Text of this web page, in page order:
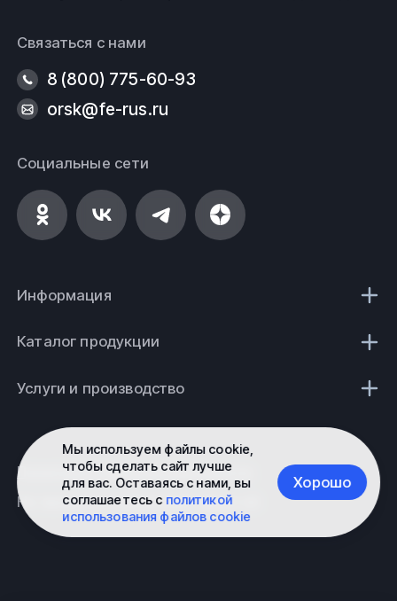
Мы используем файлы cookie,
чтобы сделать сайт лучше
для вас. Оставаясь с нами, вы
соглашаетесь с политикой
использования файлов cookie
Хорошо
Связаться с нами
8 (800) 775-60-93
orsk@fe-rus.ru
Социальные сети
Информация
Каталог продукции
Услуги и производство
Не является публичной офертой
Политика конфиденциальности